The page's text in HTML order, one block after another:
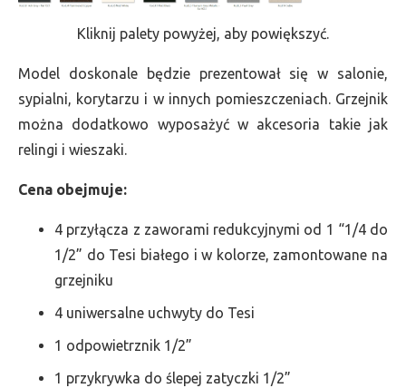
Kliknij palety powyżej, aby powiększyć.
Model doskonale będzie prezentował się w salonie,
sypialni, korytarzu i w innych pomieszczeniach. Grzejnik
można dodatkowo wyposażyć w akcesoria takie jak
relingi i wieszaki.
Cena obejmuje:
4 przyłącza z zaworami redukcyjnymi od 1 “1/4 do
1/2” do Tesi białego i w kolorze, zamontowane na
grzejniku
4 uniwersalne uchwyty do Tesi
1 odpowietrznik 1/2”
1 przykrywka do ślepej zatyczki 1/2”